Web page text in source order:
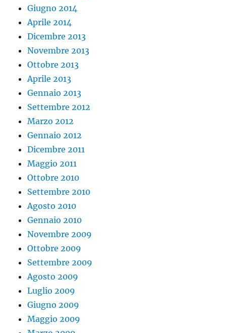
Giugno 2014
Aprile 2014
Dicembre 2013
Novembre 2013
Ottobre 2013
Aprile 2013
Gennaio 2013
Settembre 2012
Marzo 2012
Gennaio 2012
Dicembre 2011
Maggio 2011
Ottobre 2010
Settembre 2010
Agosto 2010
Gennaio 2010
Novembre 2009
Ottobre 2009
Settembre 2009
Agosto 2009
Luglio 2009
Giugno 2009
Maggio 2009